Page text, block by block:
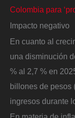
Colombia para
Impacto negativo
En cuanto al
una disminución
% al 2,7 % en
billones de pesos
ingresos durante